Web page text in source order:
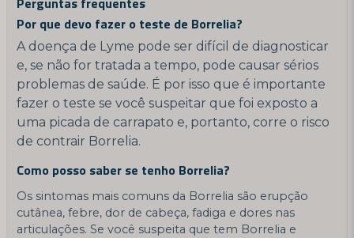
Por que devo fazer o teste de Borrelia?
A doença de Lyme pode ser difícil de diagnosticar
e, se não for tratada a tempo, pode causar sérios
problemas de saúde. É por isso que é importante
fazer o teste se você suspeitar que foi exposto a
uma picada de carrapato e, portanto, corre o risco
de contrair Borrelia.
Como posso saber se tenho Borrelia?
Os sintomas mais comuns da Borrelia são erupção
cutânea, febre, dor de cabeça, fadiga e dores nas
articulações. Se você suspeita que tem Borrelia e